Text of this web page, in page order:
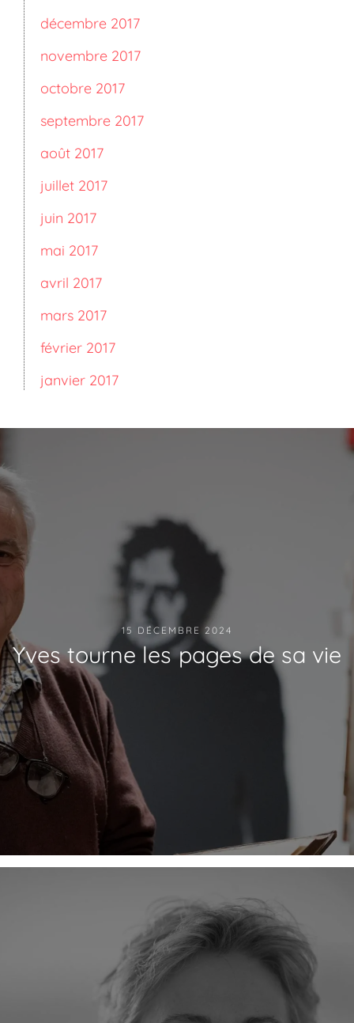
décembre 2017
novembre 2017
octobre 2017
septembre 2017
août 2017
juillet 2017
juin 2017
mai 2017
avril 2017
mars 2017
février 2017
janvier 2017
15 DÉCEMBRE 2024
Yves tourne les pages de sa vie